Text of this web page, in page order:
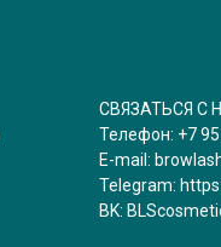
СВЯЗАТЬСЯ С
Телефон: +7
E-mail:
Telegram:
BK: